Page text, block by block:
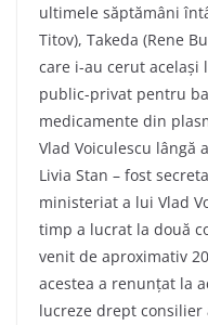
ultimele săptămâni
Titov), Takeda (Rene
care i-au cerut același
public-privat pentru
medicamente din
Vlad Voiculescu lângă
Livia Stan – fost
ministeriat a lui Vlad
timp a lucrat la două
venit de aproximativ
acestea a renunțat la
lucreze drept